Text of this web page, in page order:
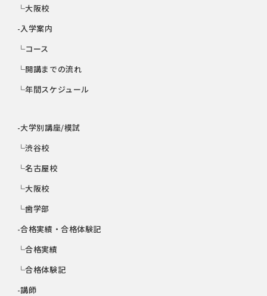
└大阪校
-入学案内
└コース
└開講までの流れ
└年間スケジュール
-大学別講座/模試
└渋谷校
└名古屋校
└大阪校
└歯学部
-合格実績・合格体験記
└合格実績
└合格体験記
-講師